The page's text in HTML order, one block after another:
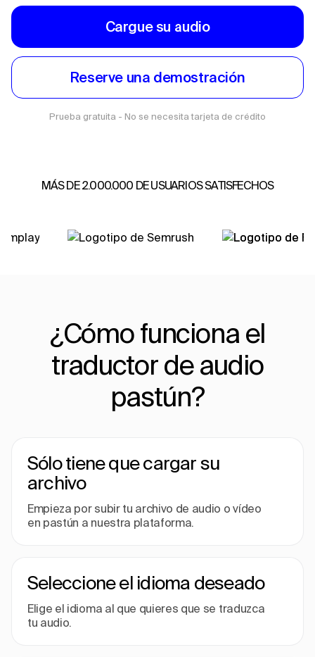
Cargue su audio
Reserve una demostración
Prueba gratuita - No se necesita tarjeta de crédito
MÁS DE 2.000.000 DE USUARIOS SATISFECHOS
¿Cómo funciona el
traductor de audio
pastún?
Sólo tiene que cargar su
archivo
Empieza por subir tu archivo de audio o vídeo
en pastún a nuestra plataforma.
Seleccione el idioma deseado
Elige el idioma al que quieres que se traduzca
tu audio.